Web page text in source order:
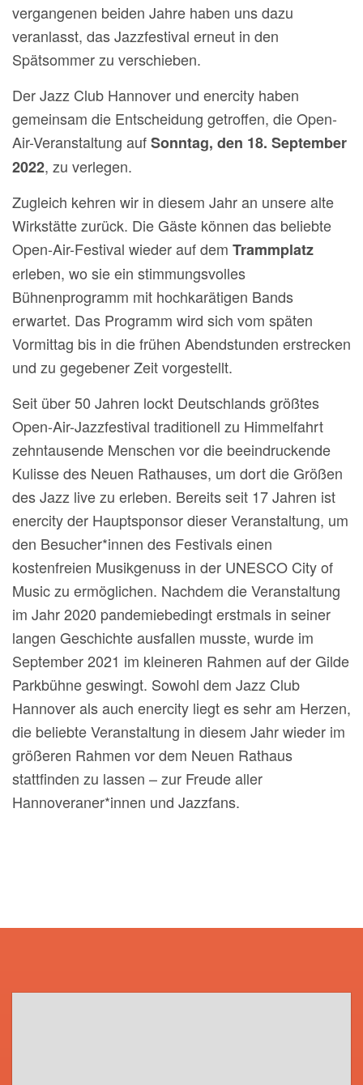
vergangenen beiden Jahre haben uns dazu
veranlasst, das Jazzfestival erneut in den
Spätsommer zu verschieben.
Der Jazz Club Hannover und enercity haben
gemeinsam die Entscheidung getroffen, die Open-
Air-Veranstaltung aufSonntag, den 18. September
2022, zu verlegen.
Zugleich kehren wir in diesem Jahr an unsere alte
Wirkstätte zurück. Die Gäste können das beliebte
Open-Air-Festival wieder auf dem Trammplatz
erleben, wo sie ein stimmungsvolles
Bühnenprogramm mit hochkarätigen Bands
erwartet. Das Programm wird sich vom späten
Vormittag bis in die frühen Abendstunden erstrecken
und zu gegebener Zeit vorgestellt.
Seit über 50 Jahren lockt Deutschlands größtes
Open-Air-Jazzfestival traditionell zu Himmelfahrt
zehntausende Menschen vor die beeindruckende
Kulisse des Neuen Rathauses, um dort die Größen
des Jazz live zu erleben. Bereits seit 17 Jahren ist
enercity der Hauptsponsor dieser Veranstaltung, um
den Besucher*innen des Festivals einen
kostenfreien Musikgenuss in der UNESCO City of
Music zu ermöglichen. Nachdem die Veranstaltung
im Jahr 2020 pandemiebedingt erstmals in seiner
langen Geschichte ausfallen musste, wurde im
September 2021 im kleineren Rahmen auf der Gilde
Parkbühne geswingt. Sowohl dem Jazz Club
Hannover als auch enercity liegt es sehr am Herzen,
die beliebte Veranstaltung in diesem Jahr wieder im
größeren Rahmen vor dem Neuen Rathaus
stattfinden zu lassen – zur Freude aller
Hannoveraner*innen und Jazzfans.